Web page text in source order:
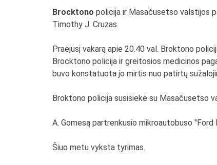
Brocktono policija ir Masačusetso valstijos
Timothy J. Cruzas.
Praėjusį vakarą apie 20.40 val. Broktono
Brocktono policija ir greitosios medicinos
buvo konstatuota jo mirtis nuo patirtų
Broktono policija susisiekė su Masačusetso
A. Gomesą partrenkusio mikroautobuso
Šiuo metu vyksta tyrimas.